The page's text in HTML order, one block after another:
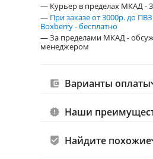
— Курьер в пределах МКАД -
— При заказе от 3000р. до
Boxberry - бесплатно
— За пределами МКАД -
менеджером
Варианты оплаты
Наши
Найдите похожие